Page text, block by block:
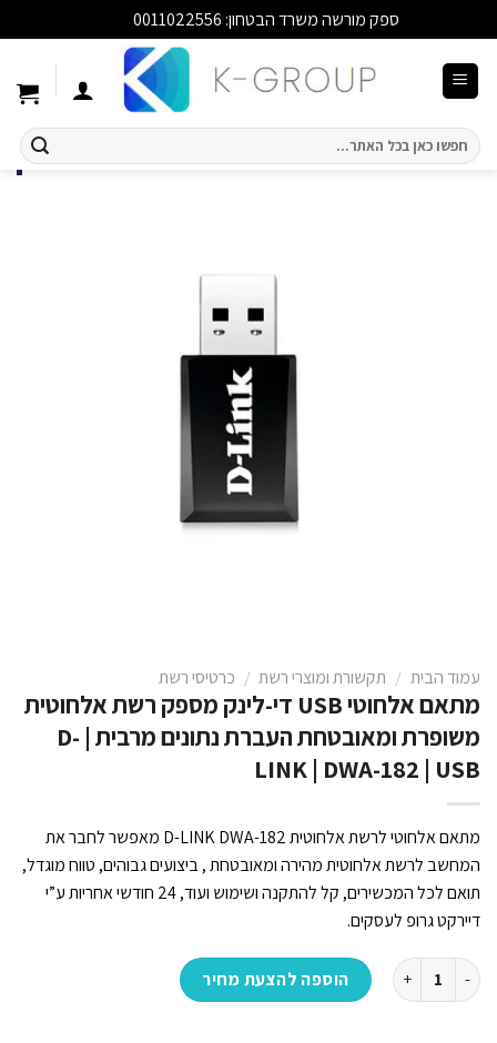
ספק מורשה משרד הבטחון: 0011022556
חיפוש
עבור:
עמוד הבית / תקשורת ומוצרי רשת / כרטיסי רשת
מתאם אלחוטי USB די-לינק מספק רשת אלחוטית
משופרת ומאובטחת העברת נתונים מרבית | D-
LINK | DWA-182 | USB
מתאם אלחוטי לרשת אלחוטית D-LINK DWA-182 מאפשר לחבר את
המחשב לרשת אלחוטית מהירה ומאובטחת , ביצועים גבוהים, טווח מוגדל,
תואם לכל המכשירים, קל להתקנה ושימוש ועוד, 24 חודשי אחריות ע”י
דיירקט גרופ לעסקים.
כמות של מתאם אלחוטי USB די-לינק מספק רשת אלחוטית משופרת ומאובטחת העברת נתונים מרבית | D-LINK | DWA-182 | USBהוספה להצעת מחיר